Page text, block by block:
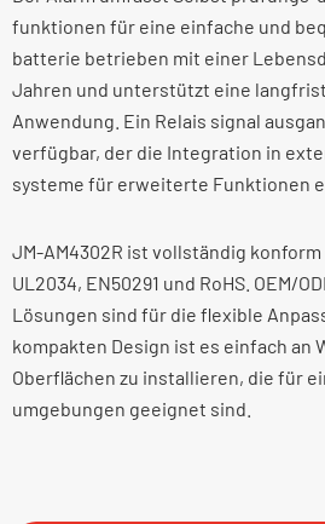
funktionen für eine einfache und
batterie betrieben mit einer
Jahren und unterstützt eine
Anwendung. Ein Relais signal
verfügbar, der die Integration in
systeme für erweiterte Funktionen
JM-AM4302R ist vollständig
UL2034, EN50291 und RoHS. OEM/
Lösungen sind für die flexible
kompakten Design ist es einfach an
Oberflächen zu installieren, die für
umgebungen geeignet sind.